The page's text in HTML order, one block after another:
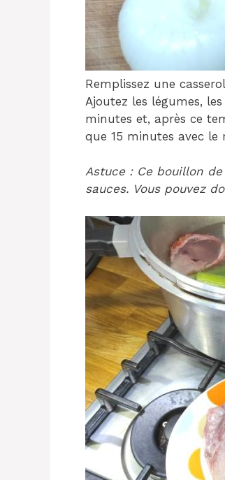
Remplissez une
Ajoutez les légumes,
minutes et, après ce
que 15 minutes avec le
Astuce : Ce bouillon
sauces. Vous pouvez